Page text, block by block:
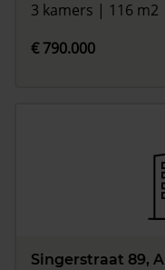
3 kamers | 116 m2
€ 790.000
Singerstraat 89,